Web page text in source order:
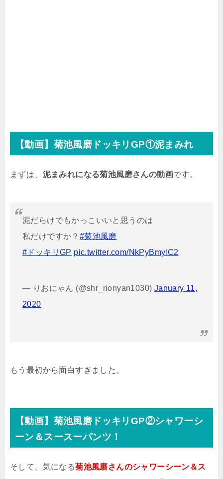
【動画】菊池風磨ドッキリGP①泥まみれ
まずは、 泥まみれになる菊池風磨さんの動画です。
泥だらけでもかっこいいと思うのは
私だけですか？ #菊池風磨
#ドッキリGP pic.twitter.com/NkPyBmylC2
— りおにゃん (@shr_rionyan1030) January 11,
2020
もう最初から面白すぎました。
【動画】菊池風磨ドッキリGP②シャワーシ
ーン＆スースーパンツ！
そして、気になる菊池風磨さんのシャワーシーン＆ス